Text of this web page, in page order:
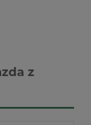
z